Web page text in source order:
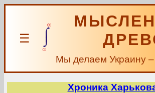
☰
Мы делаем Украину –
Хроника